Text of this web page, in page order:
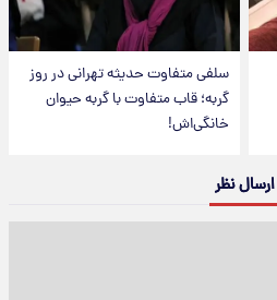
سلفی متفاوت حدیثه تهرانی در روز
گربه؛ قاب متفاوت با گربه حیوان
خانگی‌اش!
ارسال نظر